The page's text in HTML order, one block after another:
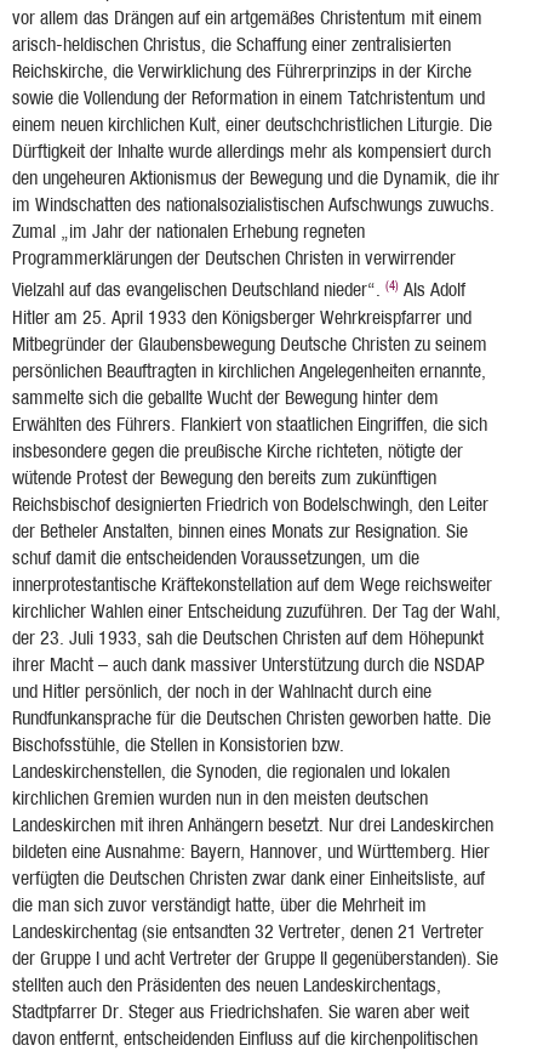
vor allem das Drängen auf ein artgemäßes Christentum mit einem
arisch-heldischen Christus, die Schaffung einer zentralisierten
Reichskirche, die Verwirklichung des Führerprinzips in der Kirche
sowie die Vollendung der Reformation in einem Tatchristentum und
einem neuen kirchlichen Kult, einer deutschchristlichen Liturgie. Die
Dürftigkeit der Inhalte wurde allerdings mehr als kompensiert durch
den ungeheuren Aktionismus der Bewegung und die Dynamik, die ihr
im Windschatten des nationalsozialistischen Aufschwungs zuwuchs.
Zumal „im Jahr der nationalen Erhebung regneten
Programmerklärungen der Deutschen Christen in verwirrender
Vielzahl auf das evangelischen Deutschland nieder“. (4) Als Adolf
Hitler am 25. April 1933 den Königsberger Wehrkreispfarrer und
Mitbegründer der Glaubensbewegung Deutsche Christen zu seinem
persönlichen Beauftragten in kirchlichen Angelegenheiten ernannte,
sammelte sich die geballte Wucht der Bewegung hinter dem
Erwählten des Führers. Flankiert von staatlichen Eingriffen, die sich
insbesondere gegen die preußische Kirche richteten, nötigte der
wütende Protest der Bewegung den bereits zum zukünftigen
Reichsbischof designierten Friedrich von Bodelschwingh, den Leiter
der Betheler Anstalten, binnen eines Monats zur Resignation. Sie
schuf damit die entscheidenden Voraussetzungen, um die
innerprotestantische Kräftekonstellation auf dem Wege reichsweiter
kirchlicher Wahlen einer Entscheidung zuzuführen. Der Tag der Wahl,
der 23. Juli 1933, sah die Deutschen Christen auf dem Höhepunkt
ihrer Macht – auch dank massiver Unterstützung durch die NSDAP
und Hitler persönlich, der noch in der Wahlnacht durch eine
Rundfunkansprache für die Deutschen Christen geworben hatte. Die
Bischofsstühle, die Stellen in Konsistorien bzw.
Landeskirchenstellen, die Synoden, die regionalen und lokalen
kirchlichen Gremien wurden nun in den meisten deutschen
Landeskirchen mit ihren Anhängern besetzt. Nur drei Landeskirchen
bildeten eine Ausnahme: Bayern, Hannover, und Württemberg. Hier
verfügten die Deutschen Christen zwar dank einer Einheitsliste, auf
die man sich zuvor verständigt hatte, über die Mehrheit im
Landeskirchentag (sie entsandten 32 Vertreter, denen 21 Vertreter
der Gruppe I und acht Vertreter der Gruppe II gegenüberstanden). Sie
stellten auch den Präsidenten des neuen Landeskirchentags,
Stadtpfarrer Dr. Steger aus Friedrichshafen. Sie waren aber weit
davon entfernt, entscheidenden Einfluss auf die kirchenpolitischen